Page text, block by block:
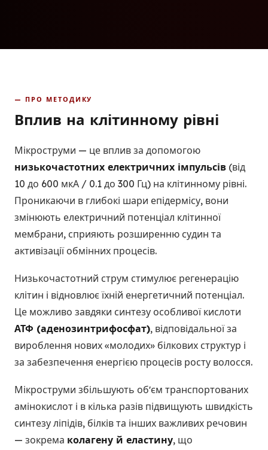
— ПРО МЕТОДИКУ
Вплив на клітинному рівні
Мікроструми — це вплив за допомогою
низькочастотних електричних імпульсів (від
10 до 600 мкА / 0.1 до 300 Гц) на клітинному рівні.
Проникаючи в глибокі шари епідермісу, вони
змінюють електричний потенціал клітинної
мембрани, сприяють розширенню судин та
активізації обмінних процесів.
Низькочастотний струм стимулює регенерацію
клітин і відновлює їхній енергетичний потенціал.
Це можливо завдяки синтезу особливої кислоти
АТФ (аденозинтрифосфат), відповідальної за
вироблення нових «молодих» білкових структур і
за забезпечення енергією процесів росту волосся.
Мікроструми збільшують обʼєм транспортованих
амінокислот і в кілька разів підвищують швидкість
синтезу ліпідів, білків та інших важливих речовин
— зокрема колагену й еластину, що